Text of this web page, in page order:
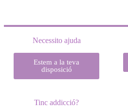
Necessito ajuda
Estem a la teva
disposició
Tinc addicció?